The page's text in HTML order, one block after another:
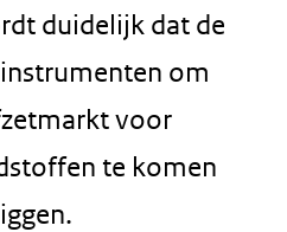
duidelijk dat de
om
voor
te komen